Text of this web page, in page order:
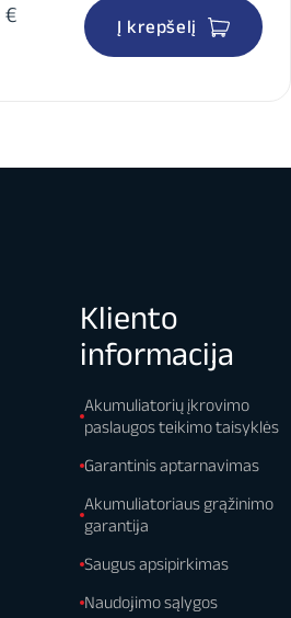
€
Į krepšelį
Kliento
informacija
Akumuliatorių įkrovimo
paslaugos teikimo taisyklės
Garantinis aptarnavimas
Akumuliatoriaus grąžinimo
garantija
Saugus apsipirkimas
Naudojimo sąlygos